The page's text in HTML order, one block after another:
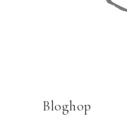
Bloghop